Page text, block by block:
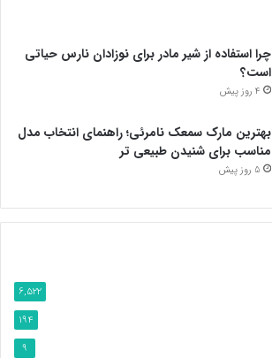
چرا استفاده از شیر مادر برای نوزادان نارس حیاتی
است؟
4 روز پیش
بهترین مارک سمعک نامرئی؛ راهنمای انتخاب مدل
مناسب برای شنیدن طبیعی تر
5 روز پیش
6,522
194
9